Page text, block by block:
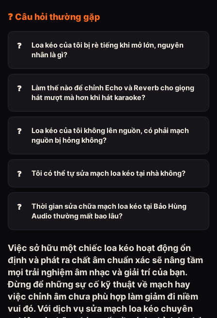
❓ Câu hỏi thường gặp
Loa kéo của tôi bị rè tiếng khi mở lớn, nguyên
nhân là gì?
Làm thế nào để chỉnh Echo và Reverb cho giọng
hát mượt mà hơn khi hát karaoke?
Loa kéo của tôi không lên nguồn, có phải mạch
nguồn bị hỏng không?
Tôi có thể tự sửa mạch loa kéo tại nhà không?
Thời gian sửa chữa mạch loa kéo tại Bảo Hùng
Audio thường mất bao lâu?
Việc sở hữu một chiếc loa kéo hoạt động ổn
định và phát ra chất âm chuẩn xác sẽ nâng tầm
mọi trải nghiệm âm nhạc và giải trí của bạn.
Đừng để những sự cố kỹ thuật về mạch hay
việc chỉnh âm chưa phù hợp làm giảm đi niềm
vui đó. Với dịch vụ sửa mạch loa kéo chuyên